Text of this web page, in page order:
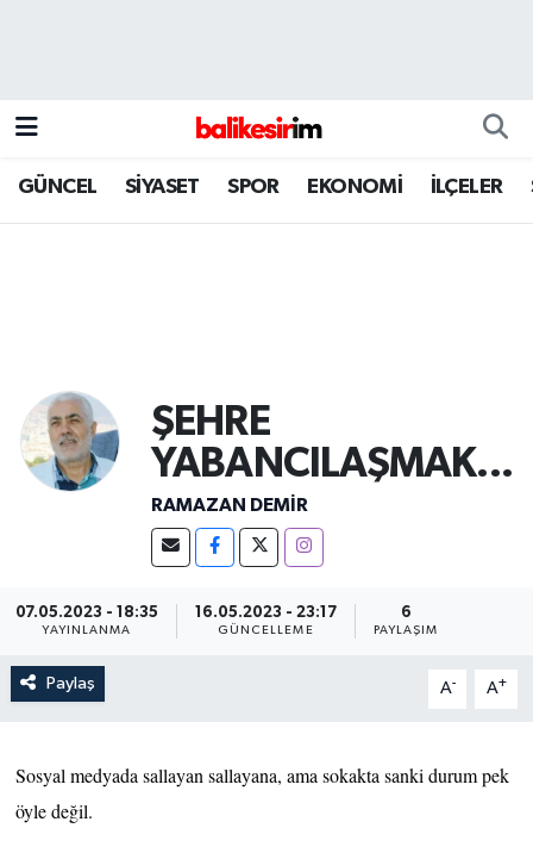
GÜNCEL SİYASET SPOR EKONOMİ İLÇELER
ŞEHRE
YABANCILAŞMAK...
RAMAZAN DEMİR
07.05.2023 - 18:35
YAYINLANMA
16.05.2023 - 23:17
GÜNCELLEME
6
PAYLAŞIM
Paylaş A- A+
Sosyal medyada sallayan sallayana, ama sokakta sanki durum pek
öyle değil.